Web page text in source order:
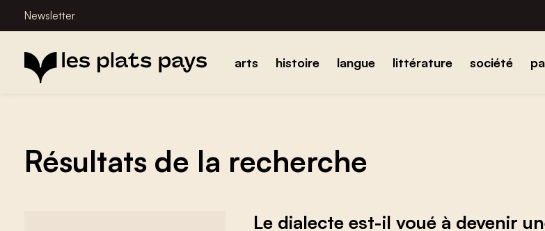
Newsletter
arts histoire langue littérature société
Résultats de la recherche
Le dialecte est-il voué à devenir